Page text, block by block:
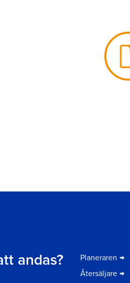
andas?
Planeraren
Återsäljare